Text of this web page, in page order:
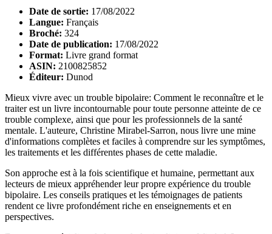
Date de sortie: 17/08/2022
Langue: Français
Broché: 324
Date de publication: 17/08/2022
Format: Livre grand format
ASIN: 2100825852
Éditeur: Dunod
Mieux vivre avec un trouble bipolaire: Comment le reconnaître et le
traiter est un livre incontournable pour toute personne atteinte de ce
trouble complexe, ainsi que pour les professionnels de la santé
mentale. L'auteure, Christine Mirabel-Sarron, nous livre une mine
d'informations complètes et faciles à comprendre sur les symptômes,
les traitements et les différentes phases de cette maladie.
Son approche est à la fois scientifique et humaine, permettant aux
lecteurs de mieux appréhender leur propre expérience du trouble
bipolaire. Les conseils pratiques et les témoignages de patients
rendent ce livre profondément riche en enseignements et en
perspectives.